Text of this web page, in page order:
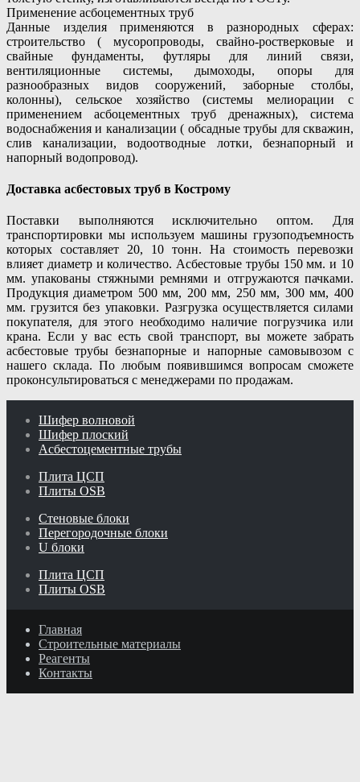
Применение асбоцементных труб
Данные изделия применяются в разнородных сферах:
строительство ( мусоропроводы, свайно-ростверковые и
свайные фундаменты, футляры для линий связи,
вентиляционные системы, дымоходы, опоры для
разнообразных видов сооружений, заборные столбы,
колонны), сельское хозяйство (системы мелиорации с
применением асбоцементных труб дренажных), система
водоснабжения и канализации ( обсадные трубы для скважин,
слив канализации, водоотводные лотки, безнапорный и
напорный водопровод).
Доставка асбестовых труб в Кострому
Поставки выполняются исключительно оптом. Для
транспортировки мы используем машины грузоподъемность
которых составляет 20, 10 тонн. На стоимость перевозки
влияет диаметр и количество. Асбестовые трубы 150 мм. и 10
мм. упакованы стяжными ремнями и отгружаются пачками.
Продукция диаметром 500 мм, 200 мм, 250 мм, 300 мм, 400
мм. грузится без упаковки. Разгрузка осуществляется силами
покупателя, для этого необходимо наличие погрузчика или
крана. Если у вас есть свой транспорт, вы можете забрать
асбестовые трубы безнапорные и напорные самовывозом с
нашего склада. По любым появившимся вопросам сможете
проконсультироваться с менеджерами по продажам.
Шифер волновой
Шифер плоский
Асбестоцементные трубы
Плита ЦСП
Плиты OSB
Стеновые блоки
Перегородочные блоки
U блоки
Плита ЦСП
Плиты OSB
Главная
Строительные материалы
Реагенты
Контакты